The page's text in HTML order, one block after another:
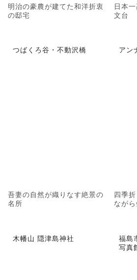
明治の豪農が建てた和洋折衷
の邸宅
日本
文台
つばくろ谷・不動沢橋
吾妻の自然が織りなす絶景の
名所
アン
四季
なが
木幡山 隠津島神社
福島
写真